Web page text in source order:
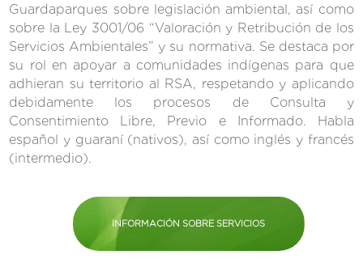
Guardaparques sobre legislación ambiental, así como
sobre la Ley 3001/06 “Valoración y Retribución de los
Servicios Ambientales” y su normativa. Se destaca por
su rol en apoyar a comunidades indígenas para que
adhieran su territorio al RSA, respetando y aplicando
debidamente los procesos de Consulta y
Consentimiento Libre, Previo e Informado. Habla
español y guaraní (nativos), así como inglés y francés
(intermedio).
INFORMACIÓN SOBRE SERVICIOS